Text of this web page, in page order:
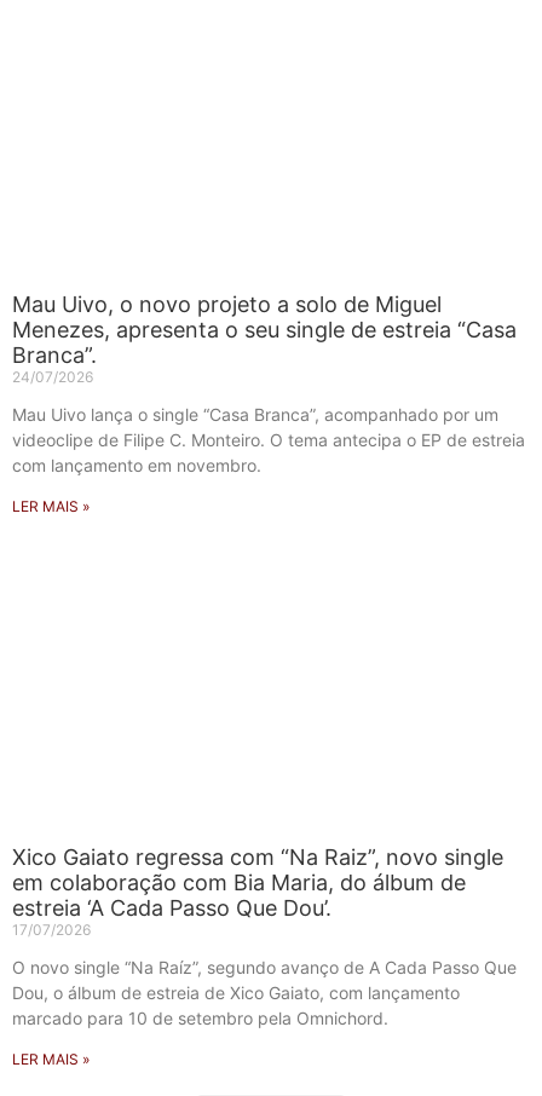
Mau Uivo, o novo projeto a solo de Miguel
Menezes, apresenta o seu single de estreia “Casa
Branca”.
24/07/2026
Mau Uivo lança o single “Casa Branca”, acompanhado por um
videoclipe de Filipe C. Monteiro. O tema antecipa o EP de estreia
com lançamento em novembro.
LER MAIS »
Xico Gaiato regressa com “Na Raiz”, novo single
em colaboração com Bia Maria, do álbum de
estreia ‘A Cada Passo Que Dou’.
17/07/2026
O novo single “Na Raíz”, segundo avanço de A Cada Passo Que
Dou, o álbum de estreia de Xico Gaiato, com lançamento
marcado para 10 de setembro pela Omnichord.
LER MAIS »